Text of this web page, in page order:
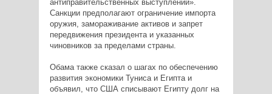
антиправительственных выступлений».
Санкции предполагают ограничение импорта
оружия, замораживание активов и запрет
передвижения президента и указанных
чиновников за пределами страны.
Обама также сказал о шагах по обеспечению
развития экономики Туниса и Египта и
объявил, что США списывают Египту долг на